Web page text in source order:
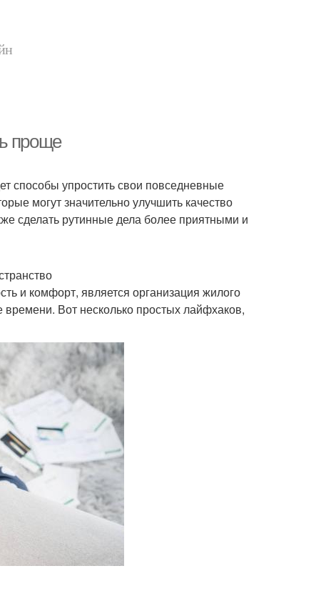
проще
способы упростить свои повседневные
могут значительно улучшить качество
сделать рутинные дела более приятными и
и комфорт, является организация жилого
времени. Вот несколько простых лайфхаков,